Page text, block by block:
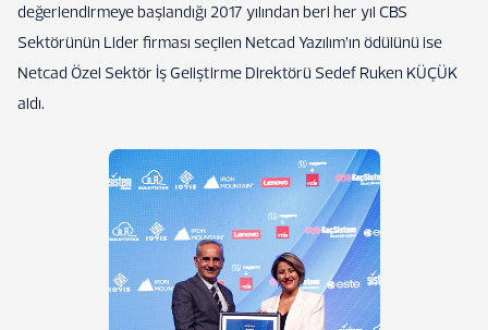
değerlendirmeye başlandığı 2017 yılından beri her yıl CBS
Sektörünün Lider firması seçilen Netcad Yazılım’ın ödülünü ise
Netcad Özel Sektör İş Geliştirme Direktörü Sedef Ruken KÜÇÜK
aldı.